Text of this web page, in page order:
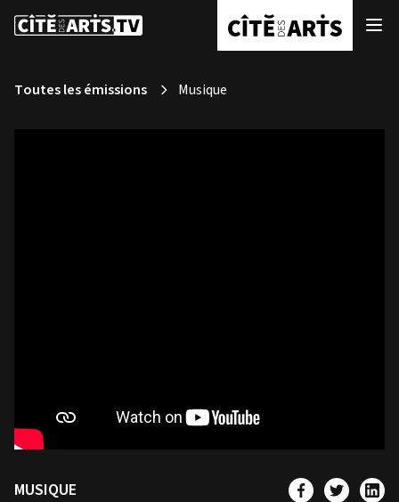
Toutes les émissions Musique
MUSIQUE